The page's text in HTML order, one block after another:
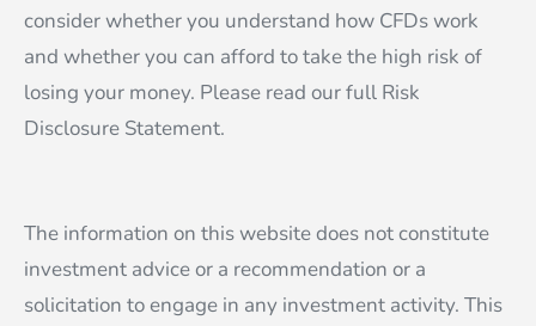
consider whether you understand how CFDs work
and whether you can afford to take the high risk of
losing your money. Please read our full Risk
Disclosure Statement.
The information on this website does not constitute
investment advice or a recommendation or a
solicitation to engage in any investment activity. This